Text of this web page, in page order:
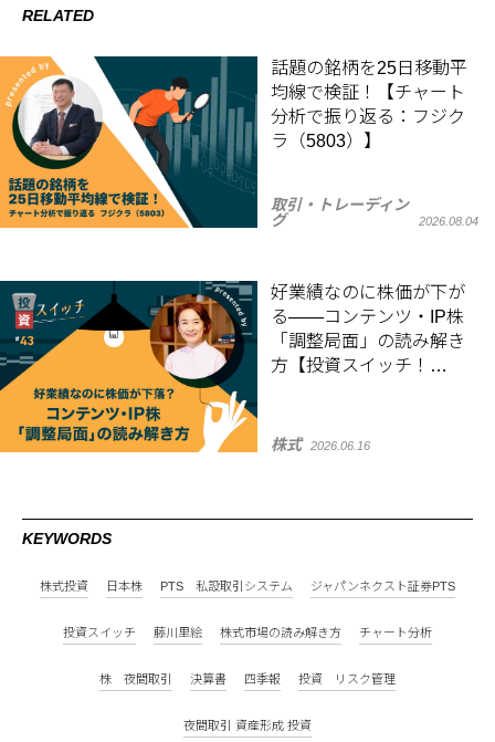
RELATED
話題の銘柄を25日移動平
均線で検証！【チャート
分析で振り返る：フジク
ラ（5803）】
取引・トレーディン
グ
2026.08.04
好業績なのに株価が下が
る――コンテンツ・IP株
「調整局面」の読み解き
方【投資スイッチ！
株式 2026.06.16
KEYWORDS
株式投資 日本株 PTS 私設取引システム ジャパンネクスト証券PTS
投資スイッチ 藤川里絵 株式市場の読み解き方 チャート分析
株 夜間取引 決算書 四季報 投資 リスク管理
夜間取引 資産形成 投資